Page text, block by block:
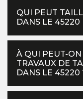
QUI PEUT
DANS LE 45220
À QUI PEUT-ON
TRAVAUX DE
DANS LE 45220